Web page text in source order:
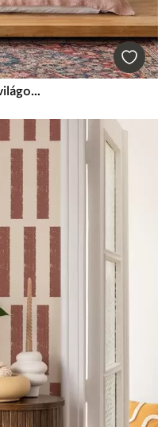
Falvédő Vörös függőleges csíkok világos háttér előtt